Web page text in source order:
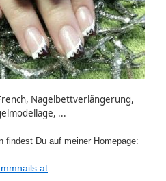
Nagelbettverlängerung,
...
findest Du auf meiner Homepage: